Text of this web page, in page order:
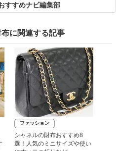
すすめナビ編集部
に関連する記事
ファッション
シャネルの財布おすすめ8
選！人気のミニサイズや使い